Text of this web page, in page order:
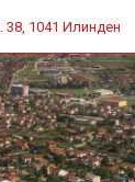
38, 1041 Илинден